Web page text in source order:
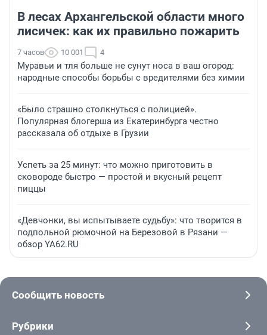
В лесах Архангельской области много
лисичек: как их правильно пожарить
7 часов 10 001 4
Муравьи и тля больше не сунут носа в ваш огород:
народные способы борьбы с вредителями без химии
«Было страшно столкнуться с полицией».
Популярная блогерша из Екатеринбурга честно
рассказала об отдыхе в Грузии
Успеть за 25 минут: что можно приготовить в
сковороде быстро — простой и вкусный рецепт
пиццы
«Девчонки, вы испытываете судьбу»: что творится в
подпольной рюмочной на Березовой в Рязани —
обзор YA62.RU
Сообщить новость
Рубрики